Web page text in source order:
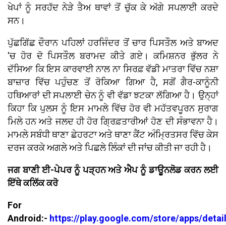
ਖੇਪਾਂ ਨੂੰ ਸਰਹੱਦ ਨੇੜੇ ਤੈਅ ਥਾਵਾਂ ਤੋਂ ਚੁੱਕ ਕੇ ਅੱਗੇ ਸਪਲਾਈ ਕਰਦੇ
ਸਨ।
ਪੁੱਛਗਿੱਛ ਦੌਰਾਨ ਪਹਿਲਾਂ ਹਰਜਿੰਦਰ ਤੋਂ ਚਾਰ ਪਿਸਤੌਲ ਅਤੇ ਬਾਅਦ
'ਚ ਹੋਰ ਦੋ ਪਿਸਤੌਲ ਬਰਾਮਦ ਕੀਤੇ ਗਏ। ਕਮਿਸ਼ਨਰ ਭੁੱਲਰ ਨੇ
ਦੱਸਿਆ ਕਿ ਇਸ ਕਾਰਵਾਈ ਨਾਲ ਨਾ ਸਿਰਫ਼ ਵੱਡੀ ਮਾਤਰਾ ਵਿੱਚ ਨਸ਼ਾ
ਬਾਜ਼ਾਰ ਵਿੱਚ ਪਹੁੰਚਣ ਤੋਂ ਰੋਕਿਆ ਗਿਆ ਹੈ, ਸਗੋਂ ਗੈਰ-ਕਾਨੂੰਨੀ
ਹਥਿਆਰਾਂ ਦੀ ਸਪਲਾਈ ਚੇਨ ਨੂੰ ਵੀ ਵੱਡਾ ਝਟਕਾ ਲੱਗਿਆ ਹੈ। ਉਨ੍ਹਾਂ
ਕਿਹਾ ਕਿ ਪੁਲਸ ਨੂੰ ਇਸ ਮਾਮਲੇ ਵਿੱਚ ਹੋਰ ਵੀ ਮਹੱਤਵਪੂਰਨ ਸੁਰਾਗ
ਮਿਲੇ ਹਨ ਅਤੇ ਜਲਦ ਹੀ ਹੋਰ ਗ੍ਰਿਫ਼ਤਾਰੀਆਂ ਹੋਣ ਦੀ ਸੰਭਾਵਨਾ ਹੈ।
ਮਾਮਲੇ ਸਬੰਧੀ ਥਾਣਾ ਛੇਹਰਟਾ ਅਤੇ ਥਾਣਾ ਕੈਂਟ ਅੰਮ੍ਰਿਤਸਰ ਵਿੱਚ ਕੇਸ
ਦਰਜ ਕਰਕੇ ਅਗਲੇ ਅਤੇ ਪਿਛਲੇ ਲਿੰਕਾਂ ਦੀ ਜਾਂਚ ਕੀਤੀ ਜਾ ਰਹੀ ਹੈ।
ਜਗ ਬਾਣੀ ਈ-ਪੇਪਰ ਨੂੰ ਪੜ੍ਹਨ ਅਤੇ ਐਪ ਨੂੰ ਡਾਊਨਲੋਡ ਕਰਨ ਲਈ
ਇੱਥੇ ਕਲਿੱਕ ਕਰੋ
For
Android:- https://play.google.com/store/apps/